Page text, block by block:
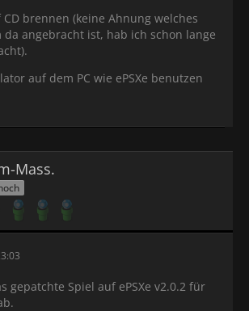
brennen (keine Ahnung welches
angebracht ist, hab ich schon lange
auf dem PC wie ePSXe benutzen
Mass.
gepatchte Spiel auf ePSXe v2.0.2 für